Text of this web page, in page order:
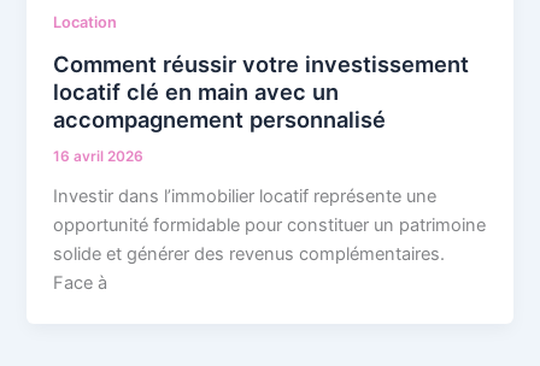
Location
Comment réussir votre investissement
locatif clé en main avec un
accompagnement personnalisé
16 avril 2026
Investir dans l’immobilier locatif représente une
opportunité formidable pour constituer un patrimoine
solide et générer des revenus complémentaires.
Face à